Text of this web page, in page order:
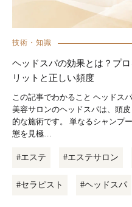
技術・知識
ヘッドスパの効果とは？プ
リットと正しい頻度
この記事でわかること ヘッドス
美容サロンのヘッドスパは、頭
的な施術です。 単なるシャンプ
態を見極…
#エステ #エステサロン
#セラピスト #ヘッドスパ